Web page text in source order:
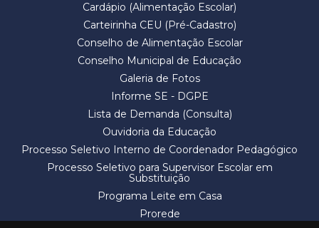
Cardápio (Alimentação Escolar)
Carteirinha CEU (Pré-Cadastro)
Conselho de Alimentação Escolar
Conselho Municipal de Educação
Galeria de Fotos
Informe SE - DGPE
Lista de Demanda (Consulta)
Ouvidoria da Educação
Processo Seletivo Interno de Coordenador Pedagógico
Processo Seletivo para Supervisor Escolar em
Substituição
Programa Leite em Casa
Prorede